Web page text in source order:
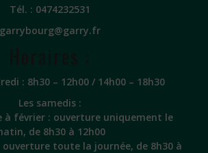
Tél. : 0474232531
garrybourg@garry.fr
: 8h30 – 12h00 / 14h00 – 18h30
Les samedis :
à février : ouverture uniquement le
de 8h30 à 12h00
ouverture toute la journée, de 8h30 à